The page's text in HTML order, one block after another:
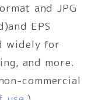
and JPG
EPS
widely for
and more.
commercial